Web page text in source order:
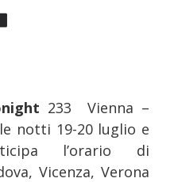
233 Vienna –
notti 19-20 luglio e
l’orario di
Vicenza, Verona